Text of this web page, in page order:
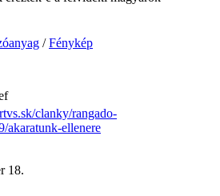
/Fénykép
clanky/rangado-
akaratunk-ellenere
18.